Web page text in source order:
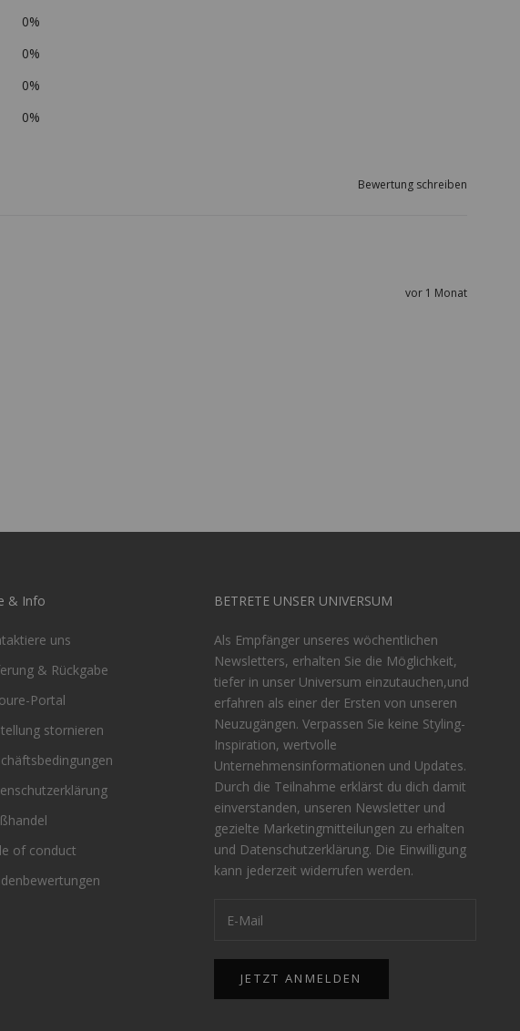
0%
0%
0%
0%
Bewertung schreiben
vor 1 Monat
& Info
uns
& Rückgabe
Portal
stornieren
of conduct
BETRETE UNSER UNIVERSUM
Als Empfänger unseres wöchentlichen
Newsletters, erhalten Sie die Möglichkeit,
tiefer in unser Universum einzutauchen,und
erfahren als einer der Ersten von unseren
Neuzugängen. Verpassen Sie keine Styling-
Inspiration, wertvolle
Unternehmensinformationen und Updates.
Durch die Teilnahme erklärst du dich damit
einverstanden, unseren Newsletter und
gezielte Marketingmitteilungen zu erhalten
und Datenschutzerklärung. Die Einwilligung
kann jederzeit widerrufen werden.
JETZT ANMELDEN